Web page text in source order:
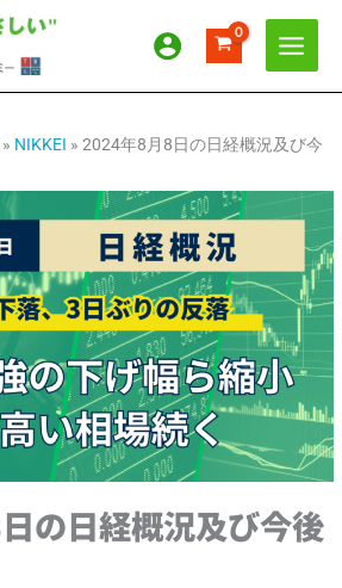
» NIKKEI »2024年8月8日の日経概況及び今
の日経概況及び今後